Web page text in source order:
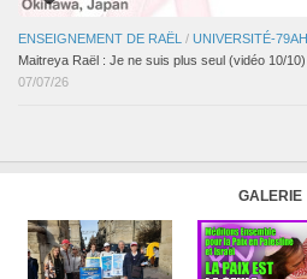
ENSEIGNEMENT DE RAËL / UNIVERSITÉ-79AH
Maitreya Raël : Je ne suis plus seul (vidéo 10/10)
07/07/26
GALERIE